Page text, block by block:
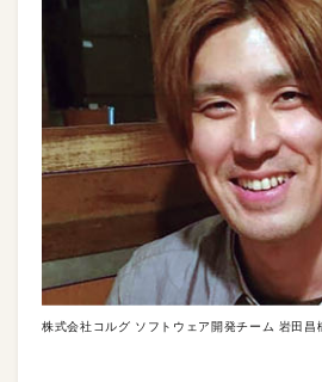
株式会社コルグ ソフトウェア開発チーム 岩田昌